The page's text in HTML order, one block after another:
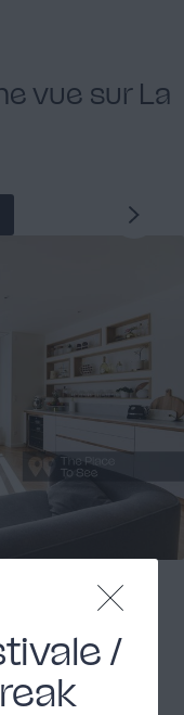
vue sur La
design
/